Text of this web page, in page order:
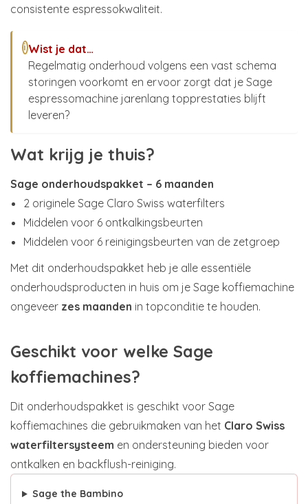
consistente espressokwaliteit.
iWist je dat…
Regelmatig onderhoud volgens een vast schema
storingen voorkomt en ervoor zorgt dat je Sage
espressomachine jarenlang topprestaties blijft
leveren?
Wat krijg je thuis?
Sage onderhoudspakket – 6 maanden
2 originele Sage Claro Swiss waterfilters
Middelen voor 6 ontkalkingsbeurten
Middelen voor 6 reinigingsbeurten van de zetgroep
Met dit onderhoudspakket heb je alle essentiële
onderhoudsproducten in huis om je Sage koffiemachine
ongeveer zes maanden in topconditie te houden.
Geschikt voor welke Sage
koffiemachines?
Dit onderhoudspakket is geschikt voor Sage
koffiemachines die gebruikmaken van het Claro Swiss
waterfiltersysteem en ondersteuning bieden voor
ontkalken en backflush-reiniging.
Sage the Bambino